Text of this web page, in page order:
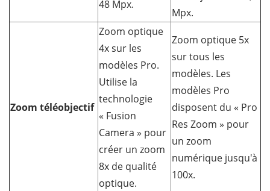
48 Mpx.
Mpx.
Zoom téléobjectif
Zoom optique
4x sur les
modèles Pro.
Utilise la
technologie
« Fusion
Camera » pour
créer un zoom
8x de qualité
optique.
Zoom optique 5x
sur tous les
modèles. Les
modèles Pro
disposent du « Pro
Res Zoom » pour
un zoom
numérique jusqu'à
100x.